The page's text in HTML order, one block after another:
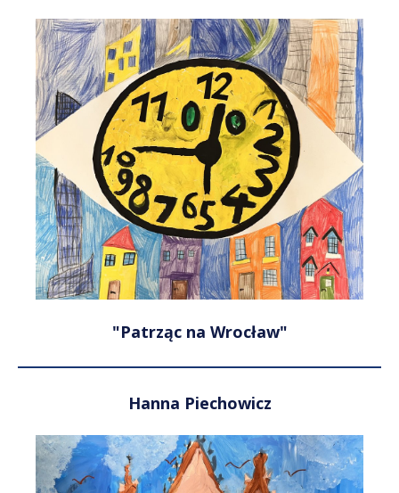
"Patrząc na Wrocław"
Hanna Piechowicz